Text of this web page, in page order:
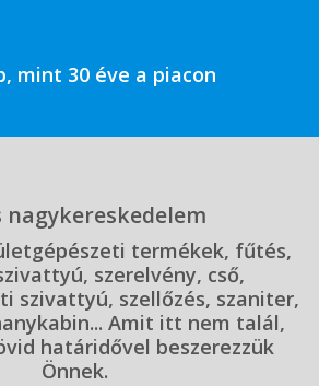
mint 30 éve a piacon
nagykereskedelem
termékek, fűtés,
szerelvény, cső,
szivattyú, szellőzés, szaniter,
Amit itt nem talál,
határidővel beszerezzük
Önnek.